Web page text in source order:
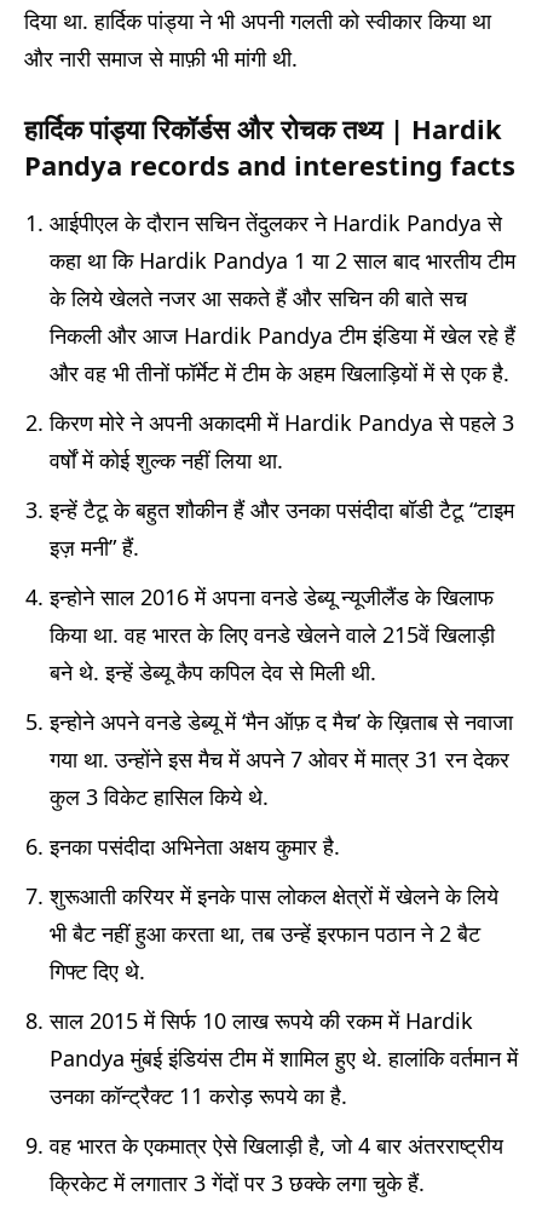
दिया था. हार्दिक पांड्या ने भी अपनी गलती को स्वीकार किया था
और नारी समाज से माफ़ी भी मांगी थी.
हार्दिक पांड्या रिकॉर्डस और रोचक तथ्य | Hardik
Pandya records and interesting facts
आईपीएल के दौरान सचिन तेंदुलकर ने Hardik Pandya से
कहा था कि Hardik Pandya 1 या 2 साल बाद भारतीय टीम
के लिये खेलते नजर आ सकते हैं और सचिन की बाते सच
निकली और आज Hardik Pandya टीम इंडिया में खेल रहे हैं
और वह भी तीनों फॉर्मेट में टीम के अहम खिलाड़ियों में से एक है.
किरण मोरे ने अपनी अकादमी में Hardik Pandya से पहले 3
वर्षों में कोई शुल्क नहीं लिया था.
इन्हें टैटू के बहुत शौकीन हैं और उनका पसंदीदा बॉडी टैटू “टाइम
इज़ मनी” हैं.
इन्होने साल 2016 में अपना वनडे डेब्यू न्यूजीलैंड के खिलाफ
किया था. वह भारत के लिए वनडे खेलने वाले 215वें खिलाड़ी
बने थे. इन्हें डेब्यू कैप कपिल देव से मिली थी.
इन्होने अपने वनडे डेब्यू में ‘मैन ऑफ़ द मैच’ के ख़िताब से नवाजा
गया था. उन्होंने इस मैच में अपने 7 ओवर में मात्र 31 रन देकर
कुल 3 विकेट हासिल किये थे.
इनका पसंदीदा अभिनेता अक्षय कुमार है.
शुरूआती करियर में इनके पास लोकल क्षेत्रों में खेलने के लिये
भी बैट नहीं हुआ करता था, तब उन्हें इरफान पठान ने 2 बैट
गिफ्ट दिए थे.
साल 2015 में सिर्फ 10 लाख रूपये की रकम में Hardik
Pandya मुंबई इंडियंस टीम में शामिल हुए थे. हालांकि वर्तमान में
उनका कॉन्ट्रैक्ट 11 करोड़ रूपये का है.
वह भारत के एकमात्र ऐसे खिलाड़ी है, जो 4 बार अंतरराष्ट्रीय
क्रिकेट में लगातार 3 गेंदों पर 3 छक्के लगा चुके हैं.